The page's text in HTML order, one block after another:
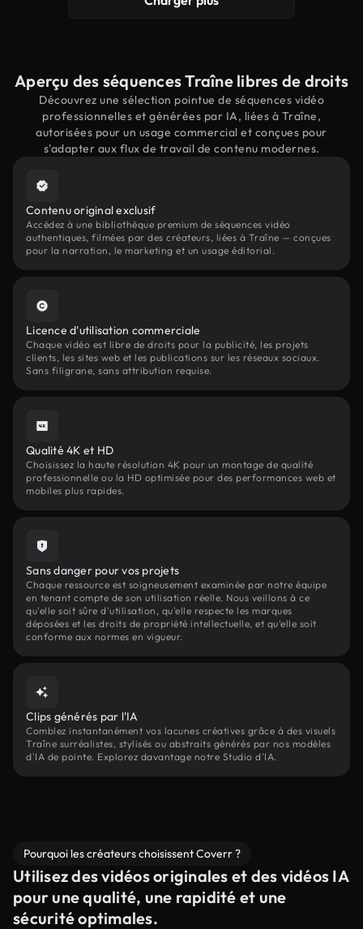
Aperçu des séquences Traîne libres de droits
Découvrez une sélection pointue de séquences vidéo
professionnelles et générées par IA, liées à Traîne,
autorisées pour un usage commercial et conçues pour
s'adapter aux flux de travail de contenu modernes.
Contenu original exclusif
Accédez à une bibliothèque premium de séquences vidéo
authentiques, filmées par des créateurs, liées à Traîne — conçues
pour la narration, le marketing et un usage éditorial.
Licence d'utilisation commerciale
Chaque vidéo est libre de droits pour la publicité, les projets
clients, les sites web et les publications sur les réseaux sociaux.
Sans filigrane, sans attribution requise.
Qualité 4K et HD
Choisissez la haute résolution 4K pour un montage de qualité
professionnelle ou la HD optimisée pour des performances web et
mobiles plus rapides.
Sans danger pour vos projets
Chaque ressource est soigneusement examinée par notre équipe
en tenant compte de son utilisation réelle. Nous veillons à ce
qu'elle soit sûre d'utilisation, qu'elle respecte les marques
déposées et les droits de propriété intellectuelle, et qu'elle soit
conforme aux normes en vigueur.
Clips générés par l'IA
Comblez instantanément vos lacunes créatives grâce à des visuels
Traîne surréalistes, stylisés ou abstraits générés par nos modèles
d'IA de pointe. Explorez davantage notre Studio d'IA.
Pourquoi les créateurs choisissent Coverr ?
Utilisez des vidéos originales et des vidéos IA
pour une qualité, une rapidité et une
sécurité optimales.